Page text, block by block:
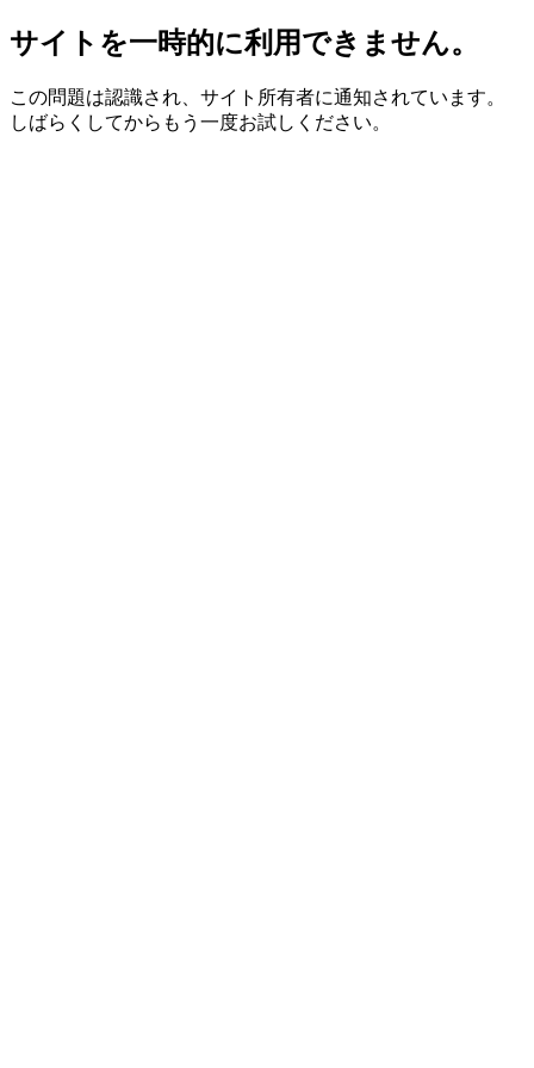
サイトを一時的に利用できません。
この問題は認識され、サイト所有者に通知されています。
しばらくしてからもう一度お試しください。